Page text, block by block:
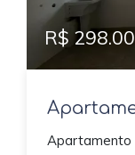
R$
Apartamento